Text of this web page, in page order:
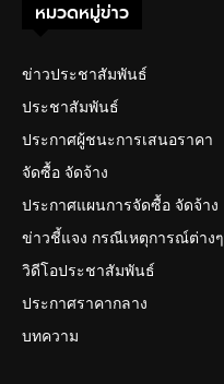
หมวดหมู่ข่าว
ข่าวประชาสัมพันธ์
ประชาสัมพันธ์
ประกาศผู้ชนะการเสนอราคา
จัดซื้อ จัดจ้าง
ประกาศแผนการจัดซื้อ จัดจ้าง
ข่าวชี้แจง กรณีเหตุการณ์ต่างๆ
วิดีโอประชาสัมพันธ์
ประกาศราคากลาง
บทความ